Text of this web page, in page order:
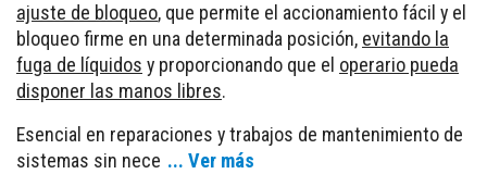
ajuste de bloqueo, que permite el accionamiento fácil y el
bloqueo firme en una determinada posición, evitando la
fuga de líquidos y proporcionando que el operario pueda
disponer las manos libres.
Esencial en reparaciones y trabajos de mantenimiento de
sistemas sin nece ... Ver más